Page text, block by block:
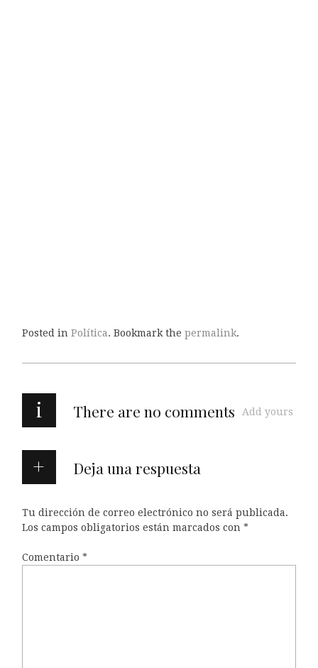
Posted in Política. Bookmark the permalink.
i There are no comments Add yours
Deja una respuesta
Tu dirección de correo electrónico no será publicada.
Los campos obligatorios están marcados con *
Comentario *